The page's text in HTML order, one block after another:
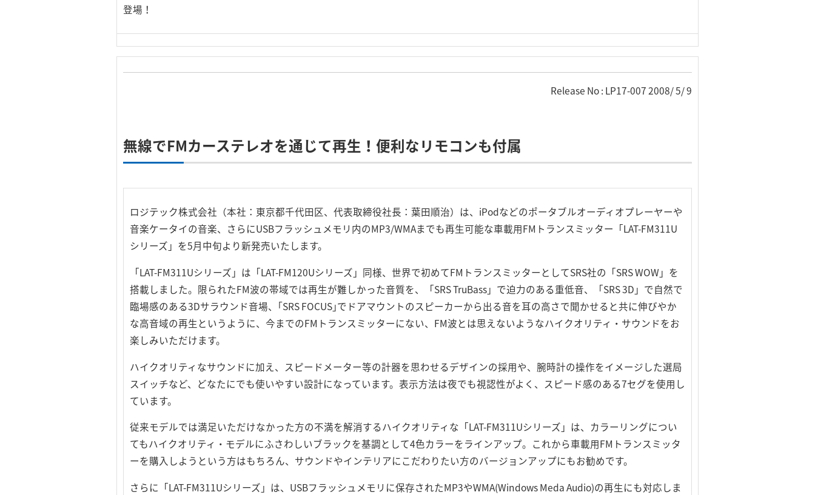
登場！
Release No : LP17-007 2008/ 5/ 9
無線でFMカーステレオを通じて再生！便利なリモコンも付属
ロジテック株式会社（本社：東京都千代田区、代表取締役社長：葉田順治）は、iPodなどのポータブルオーディオプレーヤーや
音楽ケータイの音楽、さらにUSBフラッシュメモリ内のMP3/WMAまでも再生可能な車載用FMトランスミッター「LAT-FM311U
シリーズ」を5月中旬より新発売いたします。
「LAT-FM311Uシリーズ」は「LAT-FM120Uシリーズ」同様、世界で初めてFMトランスミッターとしてSRS社の「SRS WOW」を
搭載しました。限られたFM波の帯域では再生が難しかった音質を、「SRS TruBass」で迫力のある重低音、「SRS 3D」で自然で
臨場感のある3Dサラウンド音場、｢SRS FOCUS｣でドアマウントのスピーカーから出る音を耳の高さで聞かせると共に伸びやか
な高音域の再生というように、今までのFMトランスミッターにない、FM波とは思えないようなハイクオリティ・サウンドをお
楽しみいただけます。
ハイクオリティなサウンドに加え、スピードメーター等の計器を思わせるデザインの採用や、腕時計の操作をイメージした選局
スイッチなど、どなたにでも使いやすい設計になっています。表示方法は夜でも視認性がよく、スピード感のある7セグを使用し
ています。
従来モデルでは満足いただけなかった方の不満を解消するハイクオリティな「LAT-FM311Uシリーズ」は、カラーリングについ
てもハイクオリティ・モデルにふさわしいブラックを基調として4色カラーをラインアップ。これから車載用FMトランスミッタ
ーを購入しようという方はもちろん、サウンドやインテリアにこだわりたい方のバージョンアップにもお勧めです。
さらに「LAT-FM311Uシリーズ」は、USBフラッシュメモリに保存されたMP3やWMA(Windows Meda Audio)の再生にも対応しま